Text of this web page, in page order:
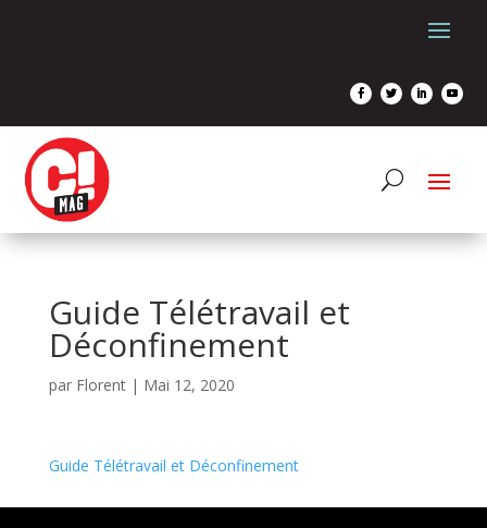
Guide Télétravail et
Déconfinement
par Florent| Mai 12, 2020
Guide Télétravail et Déconfinement